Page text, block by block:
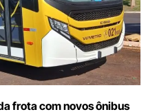
frota com novos ônibus